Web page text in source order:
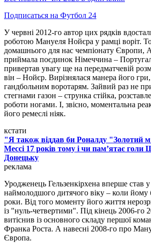
Подписаться на Футбол 24
У червні 2012-го автор цих рядків
роботою Мануеля Нойєра у рамці воріт. То
домашнього для нас чемпіонату Європи,
приймала поєдинок Німеччина –
привертав увагу ще на передматчевій
він – Нойєр. Вирізнялася манера його
гандбольним воротарям. Зайвий раз не
стегнами газон – струнка стійка,
роботи ногами. І, звісно, моментальна
його ремеслі ніяк.
кстати
"Я також віддав би Роналду "Золотий
Мессі 17 років тому і чи пам’ятає
Донецьку
реклама
Уродженець Гельзенкірхена вперше став
наймолодшого дитячого віку – коли
роки. Від того моменту його життя
із "нуль-четвертими". Під кінець 2006-го
витіснив із основного складу першої
Франка Роста. А навесні 2008-го про
Європа.